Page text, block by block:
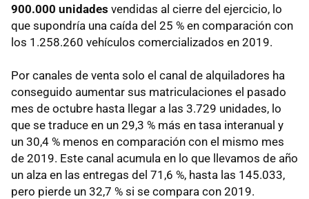
900.000 unidades vendidas al cierre del ejercicio, lo
que supondría una caída del 25 % en comparación con
los 1.258.260 vehículos comercializados en 2019.
Por canales de venta solo el canal de alquiladores ha
conseguido aumentar sus matriculaciones el pasado
mes de octubre hasta llegar a las 3.729 unidades, lo
que se traduce en un 29,3 % más en tasa interanual y
un 30,4 % menos en comparación con el mismo mes
de 2019. Este canal acumula en lo que llevamos de año
un alza en las entregas del 71,6 %, hasta las 145.033,
pero pierde un 32,7 % si se compara con 2019.